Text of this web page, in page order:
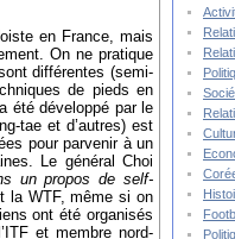
en France, mais
On ne pratique
différentes (semi-
de pieds en
été développé par le
tae et d’autres) est
pour parvenir à un
Le général Choi
un propos de self-
la WTF, même si on
ont été organisés
et membre nord-